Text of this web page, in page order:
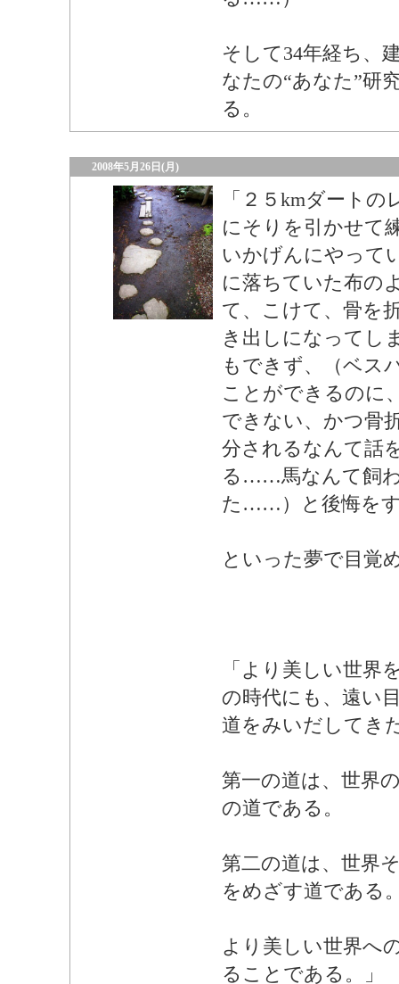
そして34年経ち、
なたの“あなた”研
る。
2008年5月26日(月)
「２５kmダート
にそりを引かせて
いかげんにやって
に落ちていた布の
て、こけて、骨を
き出しになってし
もできず、（ベス
ことができるのに
できない、かつ骨
分されるなんて話
る……馬なんて飼
た……）と後悔を
といった夢で目覚
「より美しい世界
の時代にも、遠い
道をみいだしてき
第一の道は、世界
の道である。
第二の道は、世界
をめざす道である
より美しい世界へ
ることである。」